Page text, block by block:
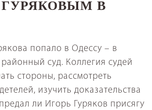
ГУРЯКОВЫМ В
попало в Одессу – в
суд. Коллегия судей
стороны, рассмотреть
изучить доказательства
ли Игорь Гуряков присягу